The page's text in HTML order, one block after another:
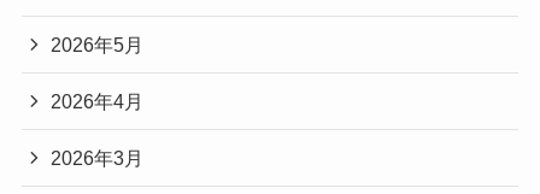
2026年5月
2026年4月
2026年3月